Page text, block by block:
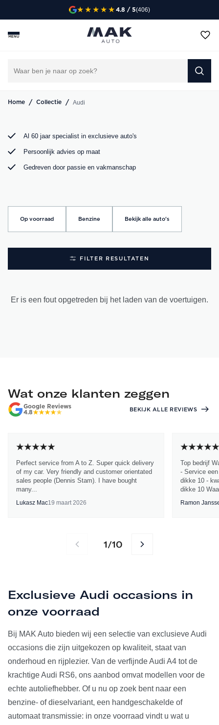
4.8 / 5(406)
MENU
Home / Collectie / Audi
Op zoek naar een exclusieve Audi occasion? Bij MAK
Auto vind je een zorgvuldig geselecteerd aanbod, van de
sportieve Audi A3 tot de krachtige Audi RS6. Bekijk ons
Al 60 jaar specialist in exclusieve auto's
Persoonlijk advies op maat
Gedreven door passie en vakmanschap
Op voorraad Benzine Bekijk alle auto's
FILTER RESULTATEN
Er is een fout opgetreden bij het laden van de voertuigen.
Wat onze klanten zeggen
Google Reviews
4.8
BEKIJK ALLE REVIEWS
Perfect service from A to Z. Super quick delivery
of my car. Very friendly and customer orientated
sales people (Dennis Stam). I have bought
many...
Lukasz Mac19 maart 2026
Top bedrijf
- Service
dikke 10 -
dikke 10
Ramon
1/10
Exclusieve Audi occasions in
onze voorraad
Bij MAK Auto bieden wij een selectie van exclusieve Audi
occasions die zijn uitgekozen op kwaliteit, staat van
onderhoud en rijplezier. Van de verfijnde Audi A4 tot de
krachtige Audi RS6, ons aanbod omvat modellen voor de
echte autoliefhebber. Of u nu op zoek bent naar een
benzine- of dieselvariant, een handgeschakelde of
automaat transmissie: in onze voorraad vindt u wat u